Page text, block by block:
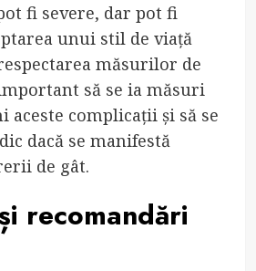
fi severe, dar pot fi
unui stil de viață
măsurilor de
să se ia măsuri
aceste complicații și să se
dacă se manifestă
de gât.
recomandări